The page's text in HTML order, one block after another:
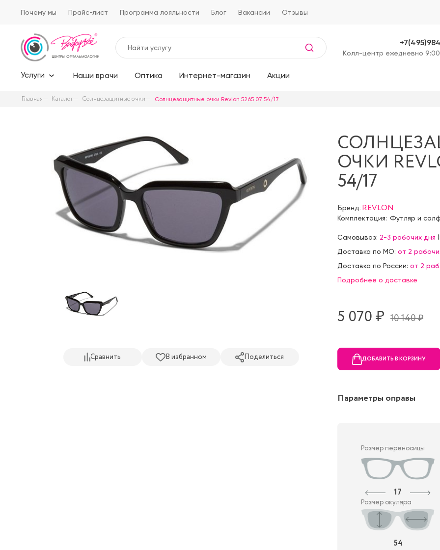
Почему мы Прайс-лист Программа лояльности Блог Вакансии Отзывы
Kолл-центр ежедневно
Услуги Наши врачи Оптика Интернет-магазин Акции
Главная Каталог Солнцезащитные очки Солнцезащитные очки Revlon 5265 07 54/17
Сравнить В избранном Поделиться
ОЧКИ
54/17
Бренд:REVLON
Комплектация: Футляр и
Самовывоз: 2-3 рабочих дня (
Доставка по МО: от 2
Доставка по России: от 2
Подробнее о доставке
5 070 ₷ 10 140 ₷
ДОБАВИТЬ В КОРЗИНУ
Параметры оправы
Размер переносицы
17
Размер окуляра
54